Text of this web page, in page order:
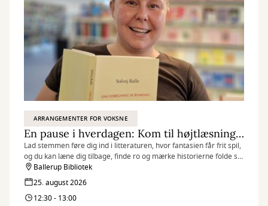
ARRANGEMENTER FOR VOKSNE
En pause i hverdagen: Kom til højtlæsning og mærk historiernes nærvær
Lad stemmen føre dig ind i litteraturen, hvor fantasien får frit spil,
og du kan læne dig tilbage, finde ro og mærke historierne folde sig
ud. Ballerup Bibliotek
25. august 2026
12:30 - 13:00